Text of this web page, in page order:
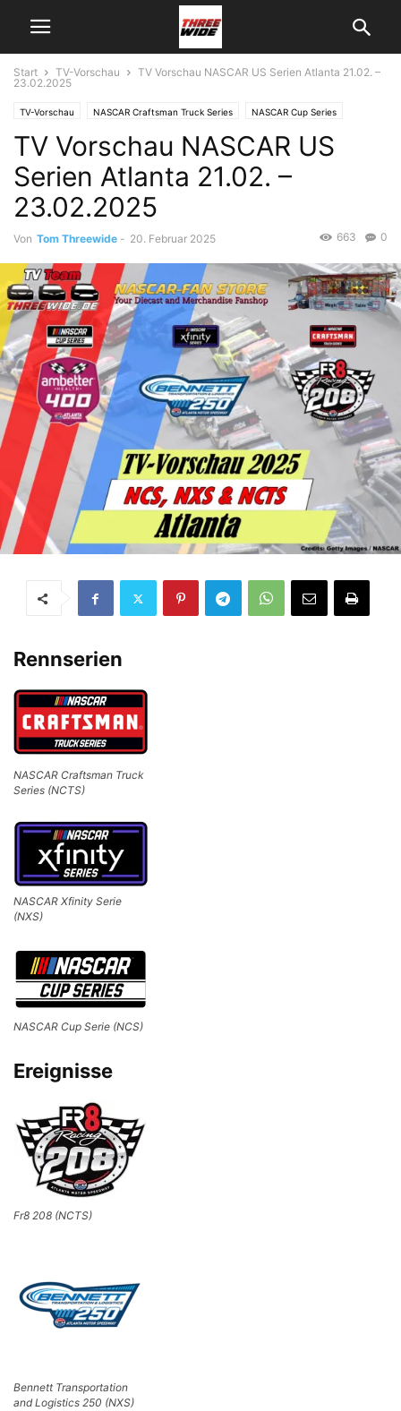
Start TV-Vorschau
TV Vorschau NASCAR US Serien Atlanta 21.02. –
23.02.2025
TV-Vorschau NASCAR Craftsman Truck Series NASCAR Cup Series
NASCAR Xfinity Series
TV Vorschau NASCAR US
Serien Atlanta 21.02. –
23.02.2025
Von Tom Threewide - 20. Februar 2025 0
663
Rennserien
NASCAR Craftsman Truck
Series (NCTS)
NASCAR Xfinity Serie
(NXS)
NASCAR Cup Serie (NCS)
Ereignisse
Fr8 208 (NCTS)
Bennett Transportation
and Logistics 250 (NXS)